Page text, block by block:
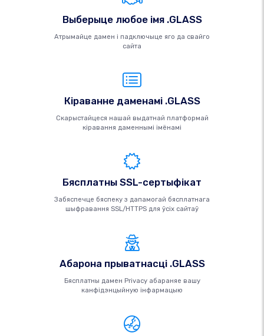
Выберыце любое імя .GLASS
Атрымайце дамен і падключыце яго да свайго
сайта
Кіраванне даменамі .GLASS
Скарыстайцеся нашай выдатнай платформай
кіравання даменнымі імёнамі
Бясплатны SSL-сертыфікат
Забяспечце бяспеку з дапамогай бясплатнага
шыфравання SSL/HTTPS для ўсіх сайтаў
Абарона прыватнасці .GLASS
Бясплатны дамен Privacy абараняе вашу
канфідэнцыйную інфармацыю